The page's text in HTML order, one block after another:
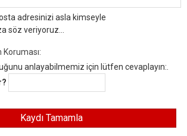
adresinizi asla kimseyle
söz veriyoruz...
anlayabilmemiz için lütfen cevaplayın:.